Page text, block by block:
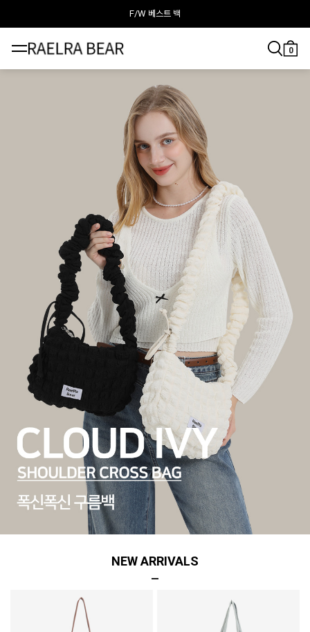
F/W 베스트 백
라엘라베어가 추천하는 이달의 백
0
NEW ARRIVALS